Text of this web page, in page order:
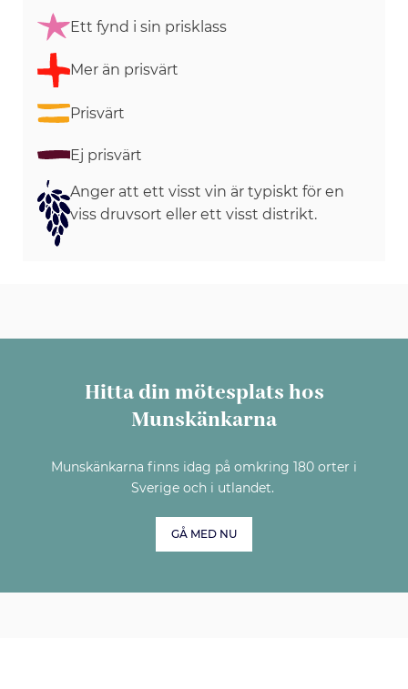
Ett fynd i sin prisklass
Mer än prisvärt
Prisvärt
Ej prisvärt
Anger att ett visst vin är typiskt för en
viss druvsort eller ett visst distrikt.
Hitta din mötesplats hos
Munskänkarna
Munskänkarna finns idag på omkring 180 orter i
Sverige och i utlandet.
GÅ MED NU